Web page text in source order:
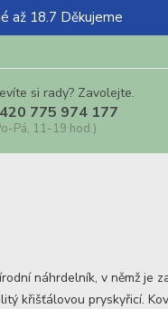
až 18.7 Děkujeme
si rady? Zavolejte.
775 974 177
Pá, 11-19 hod.)
náhrdelník, v němž je
křišťálovou pryskyřicí.